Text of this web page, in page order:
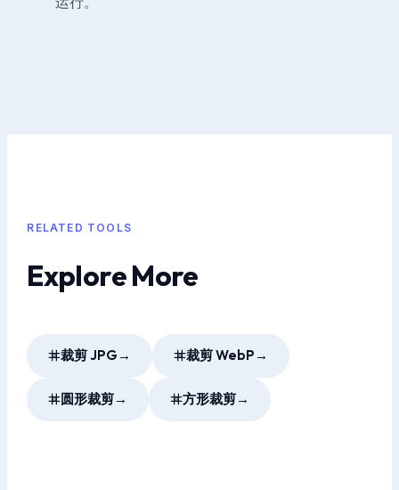
RELATED TOOLS
Explore More
裁剪 JPG → 裁剪 WebP →
圆形裁剪→ 方形裁剪→